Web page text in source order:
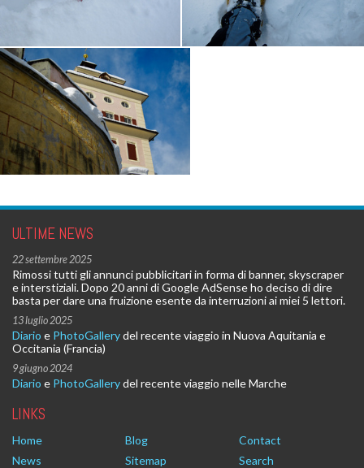
ULTIME NEWS
22 settembre 2025
Rimossi tutti gli annunci pubblicitari in forma di banner, skyscraper
e interstiziali. Dopo 20 anni di Google AdSense ho deciso di dire
basta per dare una fruizione esente da interruzioni ai miei 5 lettori.
13 luglio 2025
Diario e PhotoGallerydel recente viaggio in Nuova Aquitania e
Occitania (Francia)
9 giugno 2024
Diario e PhotoGallerydel recente viaggio nelle Marche
LINKS
Home Blog
Contact
News
Sitemap
Search